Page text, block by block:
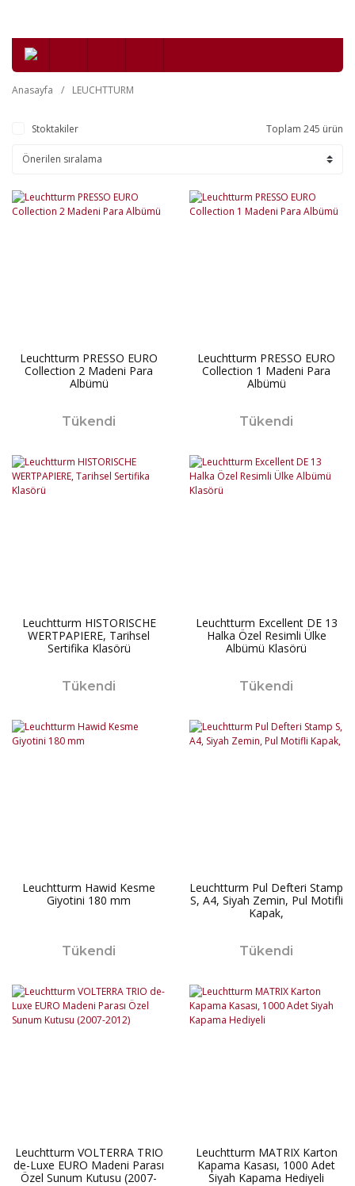
Anasayfa LEUCHTTURM
Stoktakiler Toplam 245 ürün
Leuchtturm PRESSO EURO
Collection 2 Madeni Para
Albümü
Tükendi
Leuchtturm PRESSO EURO
Collection 1 Madeni Para
Albümü
Tükendi
Leuchtturm HISTORISCHE
WERTPAPIERE, Tarihsel
Sertifika Klasörü
Tükendi
Leuchtturm Excellent DE 13
Halka Özel Resimli Ülke
Albümü Klasörü
Tükendi
Leuchtturm Hawid Kesme
Giyotini 180 mm
Tükendi
Leuchtturm Pul Defteri Stamp
S, A4, Siyah Zemin, Pul Motifli
Kapak,
Tükendi
Leuchtturm VOLTERRA TRIO
de-Luxe EURO Madeni Parası
Özel Sunum Kutusu (2007-
Leuchtturm MATRIX Karton
Kapama Kasası, 1000 Adet
Siyah Kapama Hediyeli